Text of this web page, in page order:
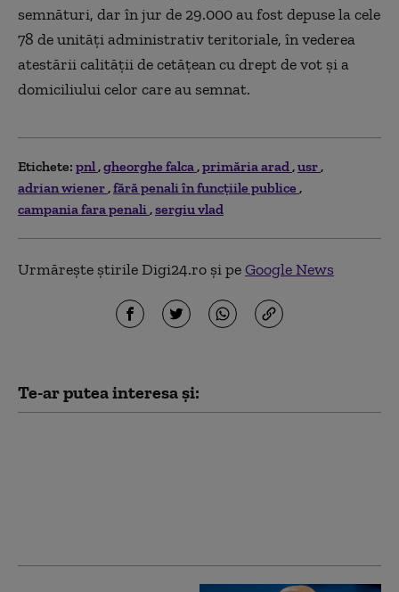
semnături, dar în jur de 29.000 au fost depuse la cele
78 de unităţi administrativ teritoriale, în vederea
atestării calităţii de cetăţean cu drept de vot şi a
domiciliului celor care au semnat.
Etichete: pnl gheorghe falca primăria arad usr
adrian wiener fără penali în funcţiile publice
campania fara penali sergiu vlad
Urmărește știrile Digi24.ro și peGoogle News
Te-ar putea interesa și: